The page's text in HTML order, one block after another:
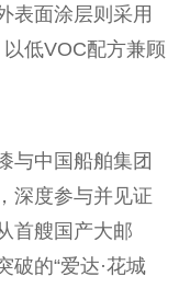
表面涂层则采用
低VOC配方兼顾
与中国船舶集团
深度参与并见证
首艘国产大邮
破的“爱达·花城